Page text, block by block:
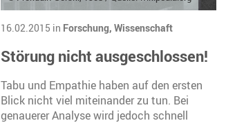
16.02.2015 in Forschung, Wissenschaft
Störung nicht ausgeschlossen!
Tabu und Empathie haben auf den ersten
Blick nicht viel miteinander zu tun. Bei
genauerer Analyse wird jedoch schnell